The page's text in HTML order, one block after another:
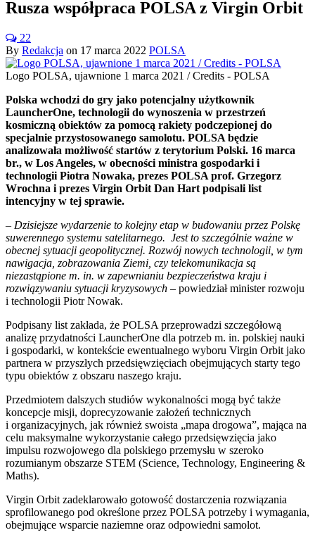
Rusza współpraca POLSA z Virgin Orbit
22
By Redakcja on 17 marca 2022 POLSA
Logo POLSA, ujawnione 1 marca 2021 / Credits - POLSA
Polska wchodzi do gry jako potencjalny użytkownik
LauncherOne, technologii do wynoszenia w przestrzeń
kosmiczną obiektów za pomocą rakiety podczepionej do
specjalnie przystosowanego samolotu. POLSA będzie
analizowała możliwość startów z terytorium Polski. 16 marca
br., w Los Angeles, w obecności ministra gospodarki i
technologii Piotra Nowaka, prezes POLSA prof. Grzegorz
Wrochna i prezes Virgin Orbit Dan Hart podpisali list
intencyjny w tej sprawie.
– Dzisiejsze wydarzenie to kolejny etap w budowaniu przez Polskę
suwerennego systemu satelitarnego. Jest to szczególnie ważne w
obecnej sytuacji geopolitycznej. Rozwój nowych technologii, w tym
nawigacja, zobrazowania Ziemi, czy telekomunikacja są
niezastąpione m. in. w zapewnianiu bezpieczeństwa kraju i
rozwiązywaniu sytuacji kryzysowych – powiedział minister rozwoju
i technologii Piotr Nowak.
Podpisany list zakłada, że POLSA przeprowadzi szczegółową
analizę przydatności LauncherOne dla potrzeb m. in. polskiej nauki
i gospodarki, w kontekście ewentualnego wyboru Virgin Orbit jako
partnera w przyszłych przedsięwzięciach obejmujących starty tego
typu obiektów z obszaru naszego kraju.
Przedmiotem dalszych studiów wykonalności mogą być także
koncepcje misji, doprecyzowanie założeń technicznych
i organizacyjnych, jak również swoista „mapa drogowa”, mająca na
celu maksymalne wykorzystanie całego przedsięwzięcia jako
impulsu rozwojowego dla polskiego przemysłu w szeroko
rozumianym obszarze STEM (Science, Technology, Engineering &
Maths).
Virgin Orbit zadeklarowało gotowość dostarczenia rozwiązania
sprofilowanego pod określone przez POLSA potrzeby i wymagania,
obejmujące wsparcie naziemne oraz odpowiedni samolot.